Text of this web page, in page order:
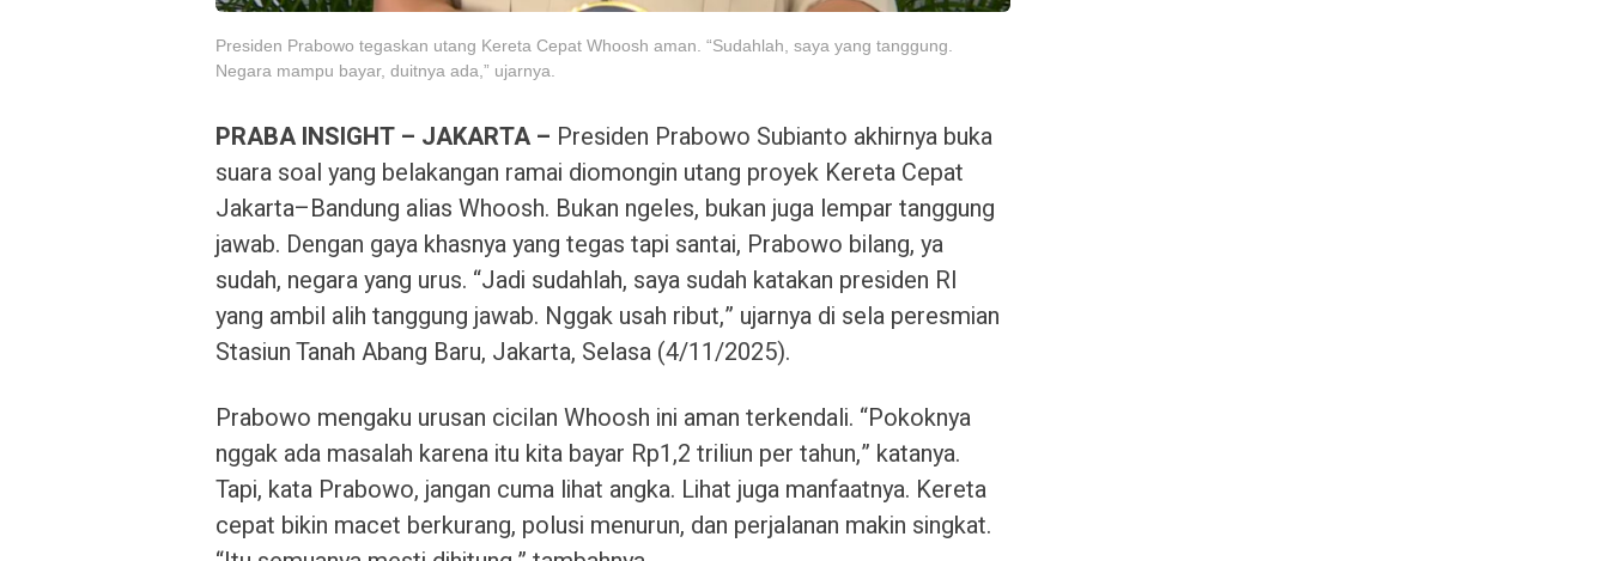
Presiden Prabowo tegaskan utang Kereta Cepat Whoosh aman. “Sudahlah, saya yang tanggung.
Negara mampu bayar, duitnya ada,” ujarnya.
PRABA INSIGHT – JAKARTA – Presiden Prabowo Subianto akhirnya buka
suara soal yang belakangan ramai diomongin utang proyek Kereta Cepat
Jakarta–Bandung alias Whoosh. Bukan ngeles, bukan juga lempar tanggung
jawab. Dengan gaya khasnya yang tegas tapi santai, Prabowo bilang, ya
sudah, negara yang urus. “Jadi sudahlah, saya sudah katakan presiden RI
yang ambil alih tanggung jawab. Nggak usah ribut,” ujarnya di sela peresmian
Stasiun Tanah Abang Baru, Jakarta, Selasa (4/11/2025).
Prabowo mengaku urusan cicilan Whoosh ini aman terkendali. “Pokoknya
nggak ada masalah karena itu kita bayar Rp1,2 triliun per tahun,” katanya.
Tapi, kata Prabowo, jangan cuma lihat angka. Lihat juga manfaatnya. Kereta
cepat bikin macet berkurang, polusi menurun, dan perjalanan makin singkat.